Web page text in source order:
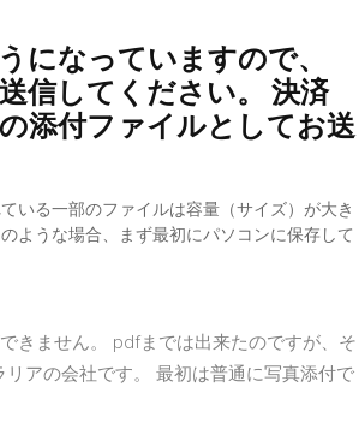
になっていますので、
信してください。 決済
添付ファイルとしてお送
いる一部のファイルは容量（サイズ）が大き
ような場合、まず最初にパソコンに保存して
きません。 pdfまでは出来たのですが、そ
アの会社です。 最初は普通に写真添付で